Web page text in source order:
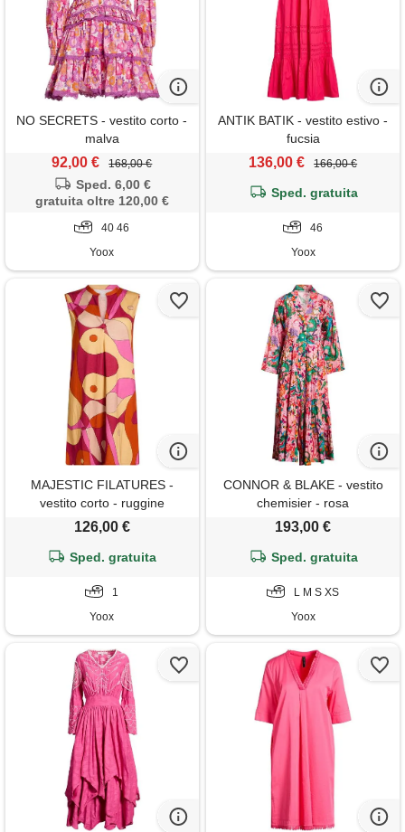
NO SECRETS - vestito corto -
malva
92,00 € 168,00 €
Sped. 6,00 €
gratuita oltre 120,00 €
40 46
Yoox
ANTIK BATIK - vestito estivo -
fucsia
136,00 € 166,00 €
Sped. gratuita
46
Yoox
MAJESTIC FILATURES -
vestito corto - ruggine
126,00 €
Sped. gratuita
1
Yoox
CONNOR & BLAKE - vestito
chemisier - rosa
193,00 €
Sped. gratuita
L M S XS
Yoox